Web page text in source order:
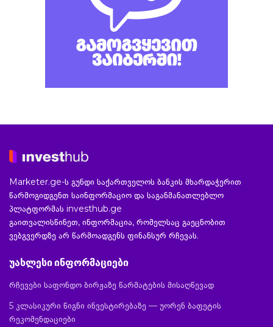
Marketer.ge-ს გუნდი საქართველოს ბანკის მხარდაჭერით
წარმოგიდგენთ საინფორმაციო და საგანმანათლებლო
პლატფორმას investhub.ge
გაითვალისწინეთ, ინფორმაცია, რომელსაც გაეცნობით
ვებგვერდზე არ წარმოადგენს ფინანსურ რჩევას.
უახლესი ინფორმაციები
რჩევები საფონდო ბირჟაზე წარმატების მისაღწევად
5 კლასიკური წიგნი ინვესტირებაზე — უორენ ბაფეტის
რეკომენდაციები